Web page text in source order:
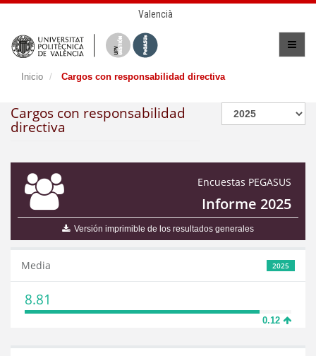
Valencià
Inicio Cargos con responsabilidad directiva
Cargos con responsabilidad
directiva
Encuestas PEGASUS
Informe 2025
Versión imprimible de los resultados generales
2025
Media
8.81
0.12